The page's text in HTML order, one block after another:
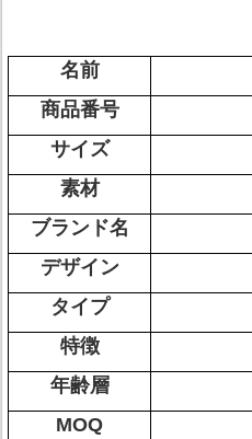
名前
商品番号
サイズ
素材
ブランド名
デザイン
タイプ
特徴
年齢層
MOQ